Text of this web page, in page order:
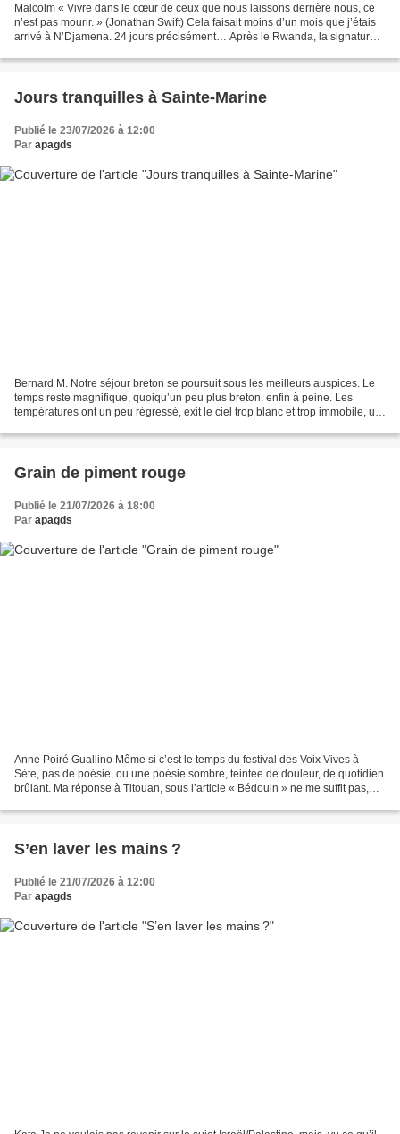
Malcolm « Vivre dans le cœur de ceux que nous laissons derrière nous, ce
n’est pas mourir. » (Jonathan Swift) Cela faisait moins d’un mois que j’étais
arrivé à N’Djamena. 24 jours précisément… Après le Rwanda, la signature
Jours tranquilles à Sainte-Marine
Publié le 23/07/2026 à 12:00
Par apagds
Bernard M. Notre séjour breton se poursuit sous les meilleurs auspices. Le
temps reste magnifique, quoiqu’un peu plus breton, enfin à peine. Les
températures ont un peu régressé, exit le ciel trop blanc et trop immobile, un
Grain de piment rouge
Publié le 21/07/2026 à 18:00
Par apagds
Anne Poiré Guallino Même si c’est le temps du festival des Voix Vives à
Sète, pas de poésie, ou une poésie sombre, teintée de douleur, de quotidien
brûlant. Ma réponse à Titouan, sous l’article « Bédouin » ne me suffit pas,
S’en laver les mains ?
Publié le 21/07/2026 à 12:00
Par apagds